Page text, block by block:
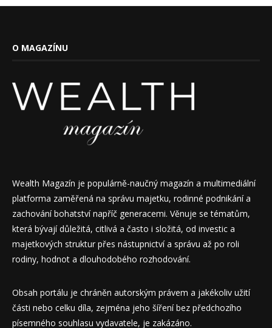
O MAGAZÍNU
Wealth Magazín je populárně-naučný magazín a multimediální
platforma zaměřená na správu majetku, rodinné podnikání a
zachování bohatství napříč generacemi. Věnuje se tématům,
která bývají důležitá, citlivá a často i složitá, od investic a
majetkových struktur přes nástupnictví a správu až po roli
rodiny, hodnot a dlouhodobého rozhodování.
Obsah portálu je chráněn autorským právem a jakékoliv užití
části nebo celku díla, zejména jeho šíření bez předchozího
písemného souhlasu vydavatele, je zakázáno.